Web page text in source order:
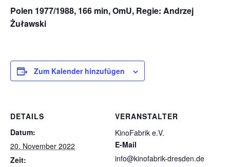
Polen 1977/1988, 166 min, OmU, Regie: Andrzej
Żuławski
Zum Kalender hinzufügen
DETAILS
Datum:
20. November 2022
Zeit:
VERANSTALTER
KinoFabrik e.V.
E-Mail
info@kinofabrik-dresden.de